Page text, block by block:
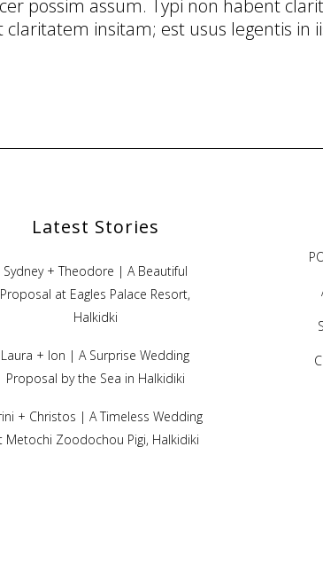
possim assum. Typi non habent
insitam; est usus legentis in
Latest Stories
Sydney + Theodore | A Beautiful
Proposal at Eagles Palace Resort,
Halkidki
Laura + Ion | A Surprise Wedding
Proposal by the Sea in Halkidiki
+ Christos | A Timeless Wedding
Metochi Zoodochou Pigi, Halkidiki